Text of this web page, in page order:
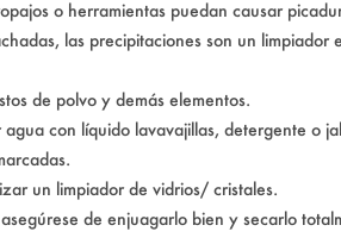
o herramientas puedan causar
las precipitaciones son un
de polvo y demás elementos.
con líquido lavavajillas, detergente o
un limpiador de vidrios/ cristales.
de enjuagarlo bien y secarlo